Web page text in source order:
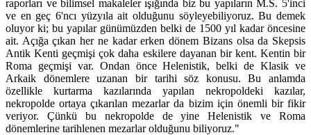
raporları ve bilimsel makaleler ışığında biz bu yapıların M.S. 5'inci
ve en geç 6'ncı yüzyıla ait olduğunu söyleyebiliyoruz. Bu demek
oluyor ki; bu yapılar günümüzden belki de 1500 yıl kadar öncesine
ait. Açığa çıkan her ne kadar erken dönem Bizans olsa da Skepsis
Antik Kenti geçmişi çok daha eskilere dayanan bir kent. Kentin bir
Roma geçmişi var. Ondan önce Helenistik, belki de Klasik ve
Arkaik dönemlere uzanan bir tarihi söz konusu. Bu anlamda
özellikle kurtarma kazılarında yapılan nekropoldeki kazılar,
nekropolde ortaya çıkarılan mezarlar da bizim için önemli bir fikir
veriyor. Çünkü bu nekropolde de yine Helenistik ve Roma
dönemlerine tarihlenen mezarlar olduğunu biliyoruz."